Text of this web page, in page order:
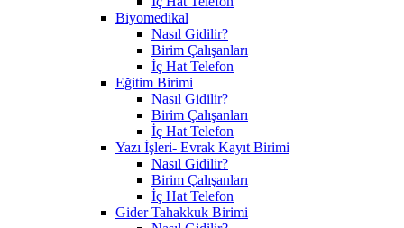
Biyomedikal
Nasıl Gidilir?
Birim Çalışanları
İç Hat Telefon
Eğitim Birimi
Nasıl Gidilir?
Birim Çalışanları
İç Hat Telefon
Yazı İşleri- Evrak Kayıt Birimi
Nasıl Gidilir?
Birim Çalışanları
İç Hat Telefon
Gider Tahakkuk Birimi